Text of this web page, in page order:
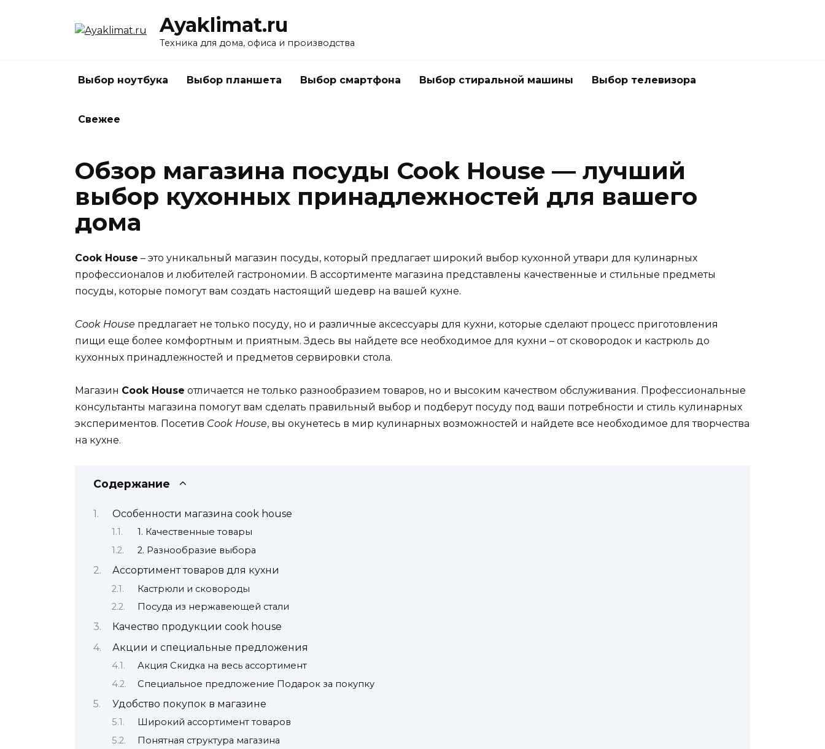
Ayaklimat.ru
Техника для дома, офиса и производства
Выбор ноутбука Выбор планшета Выбор смартфона Выбор стиральной машины Выбор телевизора
Свежее
Обзор магазина посуды Cook House — лучший
выбор кухонных принадлежностей для вашего
дома
Cook House – это уникальный магазин посуды, который предлагает широкий выбор кухонной утвари для кулинарных
профессионалов и любителей гастрономии. В ассортименте магазина представлены качественные и стильные предметы
посуды, которые помогут вам создать настоящий шедевр на вашей кухне.
Cook House предлагает не только посуду, но и различные аксессуары для кухни, которые сделают процесс приготовления
пищи еще более комфортным и приятным. Здесь вы найдете все необходимое для кухни – от сковородок и кастрюль до
кухонных принадлежностей и предметов сервировки стола.
Магазин Cook House отличается не только разнообразием товаров, но и высоким качеством обслуживания. Профессиональные
консультанты магазина помогут вам сделать правильный выбор и подберут посуду под ваши потребности и стиль кулинарных
экспериментов. Посетив Cook House, вы окунетесь в мир кулинарных возможностей и найдете все необходимое для творчества
на кухне.
Содержание
Особенности магазина cook house
1. Качественные товары
2. Разнообразие выбора
Ассортимент товаров для кухни
Кастрюли и сковороды
Посуда из нержавеющей стали
Качество продукции cook house
Акции и специальные предложения
Акция Скидка на весь ассортимент
Специальное предложение Подарок за покупку
Удобство покупок в магазине
Широкий ассортимент товаров
Понятная структура магазина